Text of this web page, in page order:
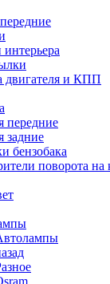
интерьера
двигателя и КПП
передние
задние
бензобака
поворота на